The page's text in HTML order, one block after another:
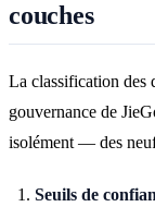
couches
La classification des
gouvernance de
isolément — des
Seuils de